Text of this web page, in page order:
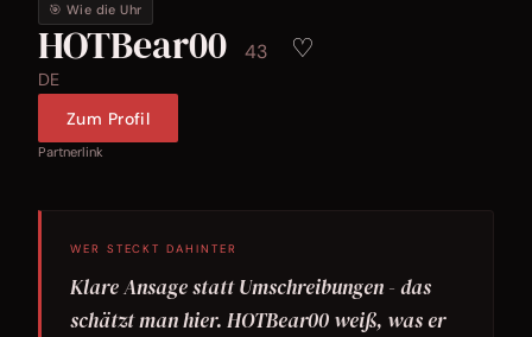
🎯 Wie die Uhr
HOTBear00 43 ♡
DE
Zum Profil
Partnerlink
WER STECKT DAHINTER
Klare Ansage statt Umschreibungen - das
schätzt man hier. HOTBear00 weiß, was er